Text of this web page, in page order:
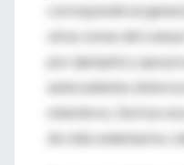
corresponde en
otras zonas del
por ejemplo) y que
antecedentes
miembros, fácil
de vida sedentarios,